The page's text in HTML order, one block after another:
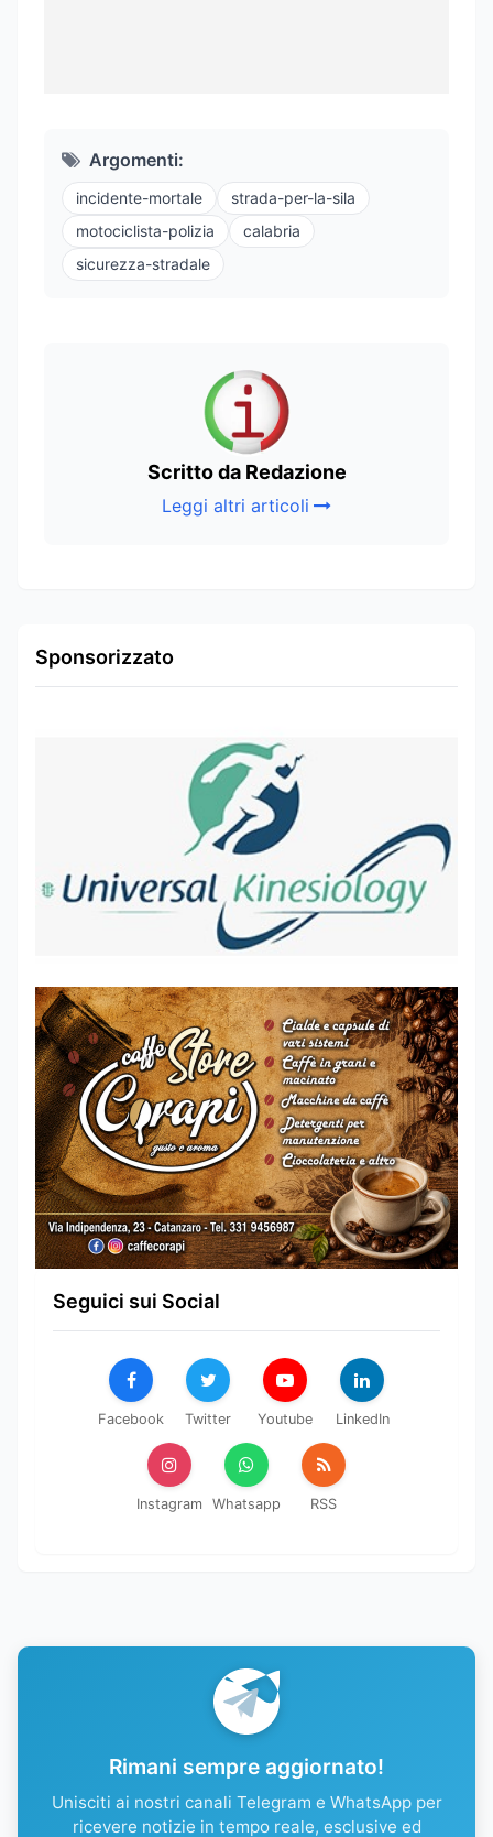
Argomenti:
incidente-mortale
strada-per-la-sila
motociclista-polizia
calabria
sicurezza-stradale
Scritto da Redazione
Leggi altri articoli
Sponsorizzato
Seguici sui Social
Facebook Twitter Youtube LinkedIn
Instagram Whatsapp RSS
Rimani sempre aggiornato!
Unisciti ai nostri canali Telegram e WhatsApp per
ricevere notizie in tempo reale, esclusive ed